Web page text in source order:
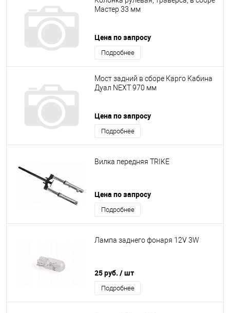
Мастер 33 мм
Цена по запросу
Подробнее
Мост задний в сборе Карго Кабина
Дуал NEXT 970 мм
Цена по запросу
Подробнее
Вилка передняя TRIKE
Цена по запросу
Подробнее
Лампа заднего фонаря 12V 3W
25 руб. / шт
Подробнее